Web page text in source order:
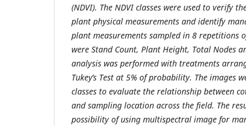
(NDVI). The NDVI classes were used to verify
plant physical measurements and identify
plant measurements sampled in 8 repetitions
were Stand Count, Plant Height, Total Nodes
analysis was performed with treatments
Tukey’s Test at 5% of probability. The images
classes to evaluate the relationship between
and sampling location across the field. The
possibility of using multispectral image for